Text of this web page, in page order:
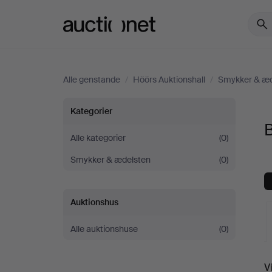
Alle genstande / Höörs Auktionshall / Smykker &
Bijouteri
hos
Höörs
Auktionshall
Kategorier
Alle kategorier
(0)
Smykker & ædelsten
(0)
Auktionshus
Alle auktionshuse (0)